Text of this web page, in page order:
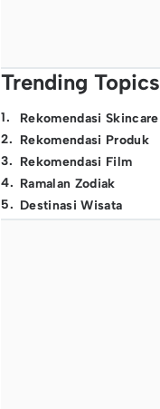
Trending Topics
1.
Rekomendasi Skincare
2. Rekomendasi Produk
3. Rekomendasi Film
4. Ramalan Zodiak
5. Destinasi Wisata